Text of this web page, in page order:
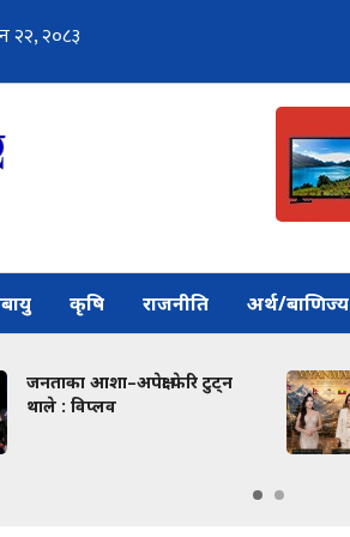
कृषि राजनीति अर्थ/बाणिज्य
जनताका आशा–अपेक्षा फेरि टुट्न
थाले : विप्लव